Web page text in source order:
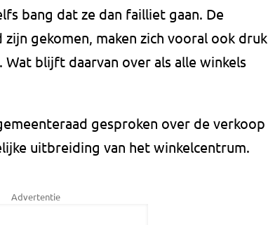
bang dat ze dan failliet gaan. De
gekomen, maken zich vooral ook druk
blijft daarvan over als alle winkels
gesproken over de verkoop
uitbreiding van het winkelcentrum.
Advertentie